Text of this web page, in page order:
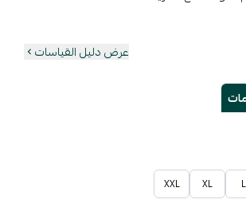
عرض دليل القياسات
L
XL
XXL